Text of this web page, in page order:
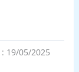
19/05/2025